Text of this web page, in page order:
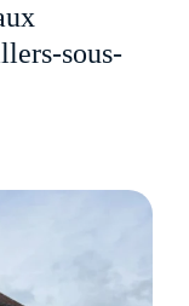
sous-